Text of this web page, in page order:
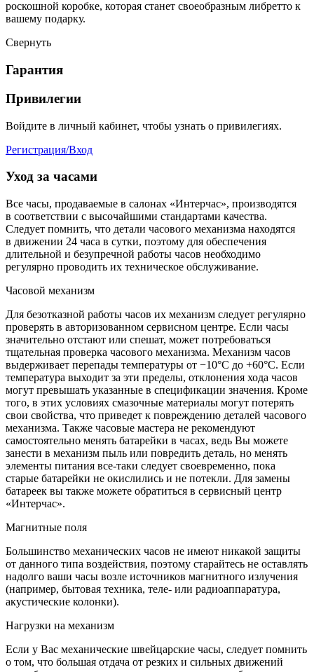
роскошной коробке, которая станет своеобразным либретто к
вашему подарку.
Свернуть
Гарантия
Привилегии
Войдите в личный кабинет, чтобы узнать о привилегиях.
Регистрация/Вход
Уход за часами
Все часы, продаваемые в салонах «Интерчас», производятся
в соответствии с высочайшими стандартами качества.
Следует помнить, что детали часового механизма находятся
в движении 24 часа в сутки, поэтому для обеспечения
длительной и безупречной работы часов необходимо
регулярно проводить их техническое обслуживание.
Часовой механизм
Для безотказной работы часов их механизм следует регулярно
проверять в авторизованном сервисном центре. Если часы
значительно отстают или спешат, может потребоваться
тщательная проверка часового механизма. Механизм часов
выдерживает перепады температуры от −10°C до +60°C. Если
температура выходит за эти пределы, отклонения хода часов
могут превышать указанные в спецификации значения. Кроме
того, в этих условиях смазочные материалы могут потерять
свои свойства, что приведет к повреждению деталей часового
механизма. Также часовые мастера не рекомендуют
самостоятельно менять батарейки в часах, ведь Вы можете
занести в механизм пыль или повредить деталь, но менять
элементы питания все-таки следует своевременно, пока
старые батарейки не окислились и не потекли. Для замены
батареек вы также можете обратиться в сервисный центр
«Интерчас».
Магнитные поля
Большинство механических часов не имеют никакой защиты
от данного типа воздействия, поэтому старайтесь не оставлять
надолго ваши часы возле источников магнитного излучения
(например, бытовая техника, теле- или радиоаппаратура,
акустические колонки).
Нагрузки на механизм
Если у Вас механические швейцарские часы, следует помнить
о том, что большая отдача от резких и сильных движений